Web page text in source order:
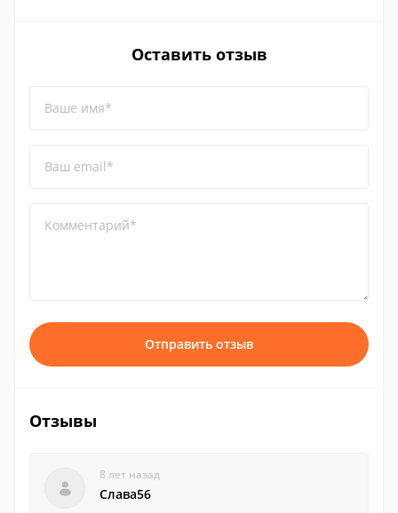
Оставить отзыв
Ваше имя*
Ваш email*
Комментарий*
Отправить отзыв
Отзывы
8 лет назад
Слава56